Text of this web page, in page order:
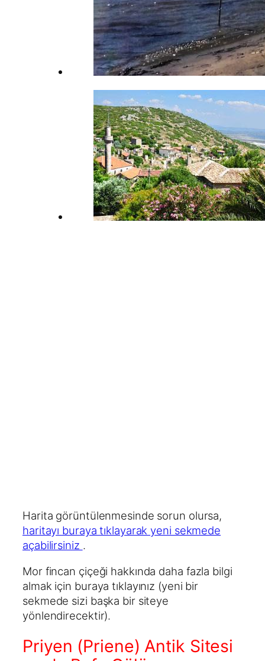
Harita görüntülenmesinde sorun olursa,
haritayı buraya tıklayarak yeni sekmede
açabilirsiniz .
Mor fincan çiçeği hakkında daha fazla bilgi
almak için buraya tıklayınız (yeni bir
sekmede sizi başka bir siteye
yönlendirecektir).
Priyen (Priene) Antik Sitesi